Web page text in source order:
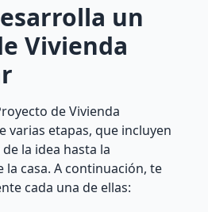
un
Vivienda
de Vivienda
varias etapas, que incluyen
la idea hasta la
casa. A continuación, te
cada una de ellas: